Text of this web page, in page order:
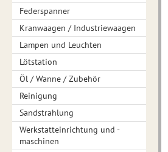
Federspanner
Kranwaagen / Industriewaagen
Lampen und Leuchten
Lötstation
Öl / Wanne / Zubehör
Reinigung
Sandstrahlung
Werkstatteinrichtung und -
maschinen